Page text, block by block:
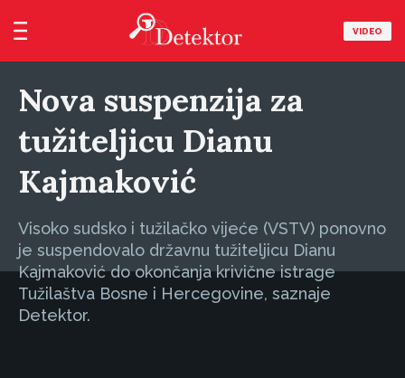
VIDEO
Nova suspenzija za
tužiteljicu Dianu
Kajmaković
Visoko sudsko i tužilačko vijeće (VSTV) ponovno
je suspendovalo državnu tužiteljicu Dianu
Kajmaković do okončanja krivične istrage
Tužilaštva Bosne i Hercegovine, saznaje
Detektor.